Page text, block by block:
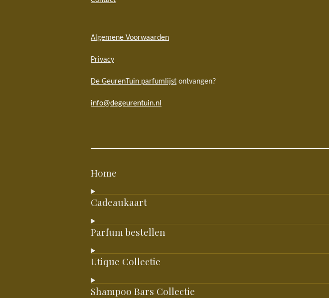
Algemene Voorwaarden
Privacy
De GeurenTuin parfumlijst ontvangen?
info@degeurentuin.nl
Home
Cadeaukaart
Parfum bestellen
Utique Collectie
Shampoo Bars Collectie